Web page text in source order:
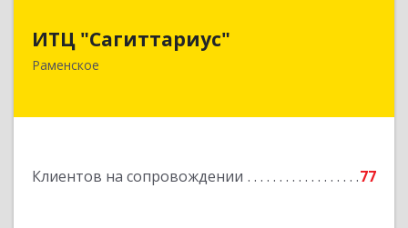
ИТЦ "Сагиттариус"
Раменское
Клиентов на сопровождении 77
140103, Московская обл, Раменское г,
Приборостроителей ул, дом № 16А, кв.16
Подробнее